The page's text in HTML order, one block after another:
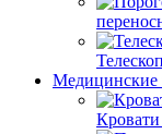
Медицинские